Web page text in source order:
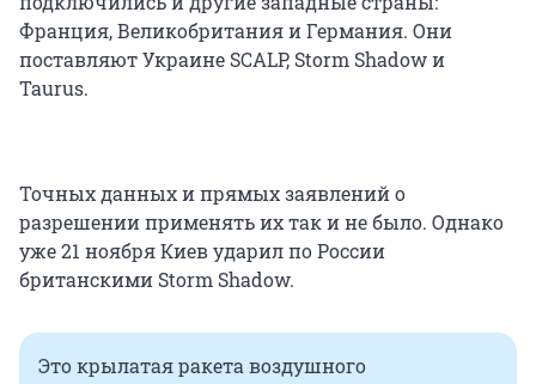
Франция, Великобритания и Германия. Они
поставляют Украине SCALP, Storm Shadow и
Taurus.
Точных данных и прямых заявлений о
разрешении применять их так и не было. Однако
уже 21 ноября Киев ударил по России
британскими Storm Shadow.
Это крылатая ракета воздушного